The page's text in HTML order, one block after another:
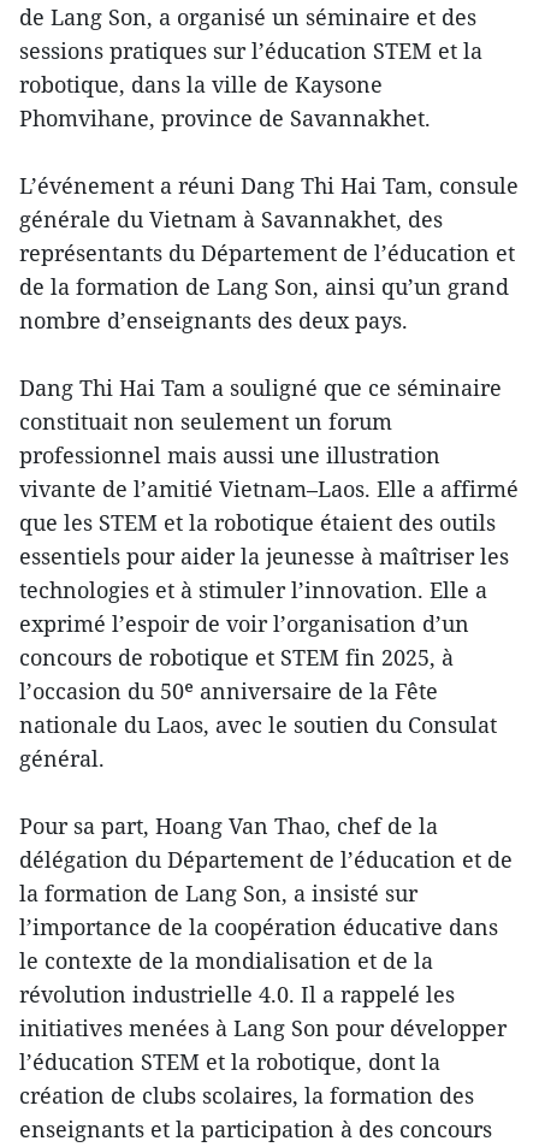
de Lang Son, a organisé un séminaire et des
sessions pratiques sur l’éducation STEM et la
robotique, dans la ville de Kaysone
Phomvihane, province de Savannakhet.
L’événement a réuni Dang Thi Hai Tam, consule
générale du Vietnam à Savannakhet, des
représentants du Département de l’éducation et
de la formation de Lang Son, ainsi qu’un grand
nombre d’enseignants des deux pays.
Dang Thi Hai Tam a souligné que ce séminaire
constituait non seulement un forum
professionnel mais aussi une illustration
vivante de l’amitié Vietnam–Laos. Elle a affirmé
que les STEM et la robotique étaient des outils
essentiels pour aider la jeunesse à maîtriser les
technologies et à stimuler l’innovation. Elle a
exprimé l’espoir de voir l’organisation d’un
concours de robotique et STEM fin 2025, à
l’occasion du 50ᵉ anniversaire de la Fête
nationale du Laos, avec le soutien du Consulat
général.
Pour sa part, Hoang Van Thao, chef de la
délégation du Département de l’éducation et de
la formation de Lang Son, a insisté sur
l’importance de la coopération éducative dans
le contexte de la mondialisation et de la
révolution industrielle 4.0. Il a rappelé les
initiatives menées à Lang Son pour développer
l’éducation STEM et la robotique, dont la
création de clubs scolaires, la formation des
enseignants et la participation à des concours